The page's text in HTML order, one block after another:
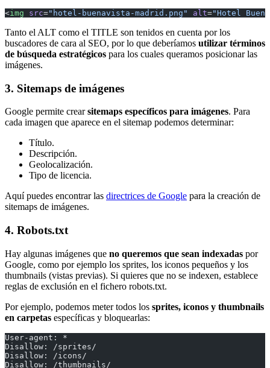
<img src="hotel-buenavista-madrid.png" alt="Hotel
Tanto el ALT como el TITLE son tenidos en cuenta por los
buscadores de cara al SEO, por lo que deberíamos utilizar términos
de búsqueda estratégicos para los cuales queramos posicionar las
imágenes.
3. Sitemaps de imágenes
Google permite crearsitemaps específicos para imágenes. Para
cada imagen que aparece en el sitemap podemos determinar:
Título.
Descripción.
Geolocalización.
Tipo de licencia.
Aquí puedes encontrar las directrices de Google para la creación de
sitemaps de imágenes.
4. Robots.txt
Hay algunas imágenes que no queremos que sean indexadas por
Google, como por ejemplo los sprites, los iconos pequeños y los
thumbnails (vistas previas). Si quieres que no se indexen, establece
reglas de exclusión en el fichero robots.txt.
Por ejemplo, podemos meter todos los sprites, iconos y thumbnails
en carpetas específicas y bloquearlas:
User-agent: *
Disallow: /sprites/
Disallow: /icons/
Disallow: /thumbnails/